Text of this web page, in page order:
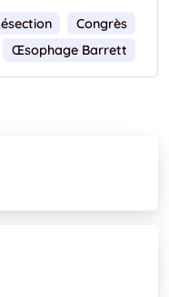
Congrès
Œsophage Barrett